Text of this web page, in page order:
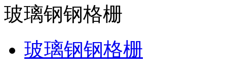
玻璃钢钢格栅
玻璃钢钢格栅